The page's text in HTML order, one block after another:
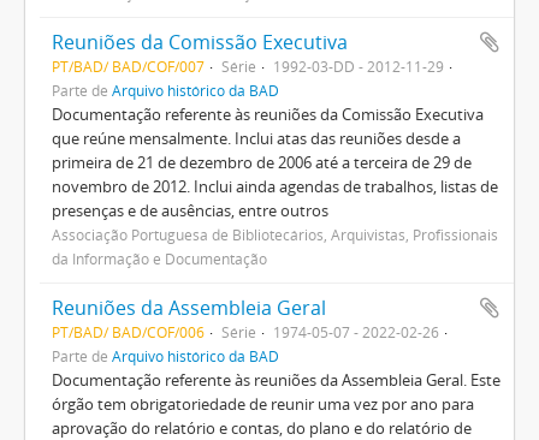
Reuniões da Comissão Executiva
PT/BAD/ BAD/COF/007 Série
1992-03-DD - 2012-11-29
Parte de Arquivo histórico da BAD
Documentação referente às reuniões da Comissão Executiva
que reúne mensalmente. Inclui atas das reuniões desde a
primeira de 21 de dezembro de 2006 até a terceira de 29 de
novembro de 2012. Inclui ainda agendas de trabalhos, listas de
presenças e de ausências, entre outros
Associação Portuguesa de Bibliotecários, Arquivistas, Profissionais
da Informação e Documentação
Reuniões da Assembleia Geral
PT/BAD/ BAD/COF/006 Série
1974-05-07 - 2022-02-26
Parte de Arquivo histórico da BAD
Documentação referente às reuniões da Assembleia Geral. Este
órgão tem obrigatoriedade de reunir uma vez por ano para
aprovação do relatório e contas, do plano e do relatório de